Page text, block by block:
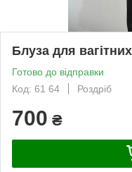
Блуза для
Готово до відправки
Код: 61 64
Роздріб
700 ₴